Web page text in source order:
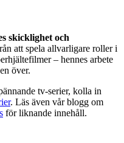
skicklighet och
att spela allvarligare roller i
– hennes arbete
över.
tv-serier, kolla in
. Läs även vår blogg om
för liknande innehåll.